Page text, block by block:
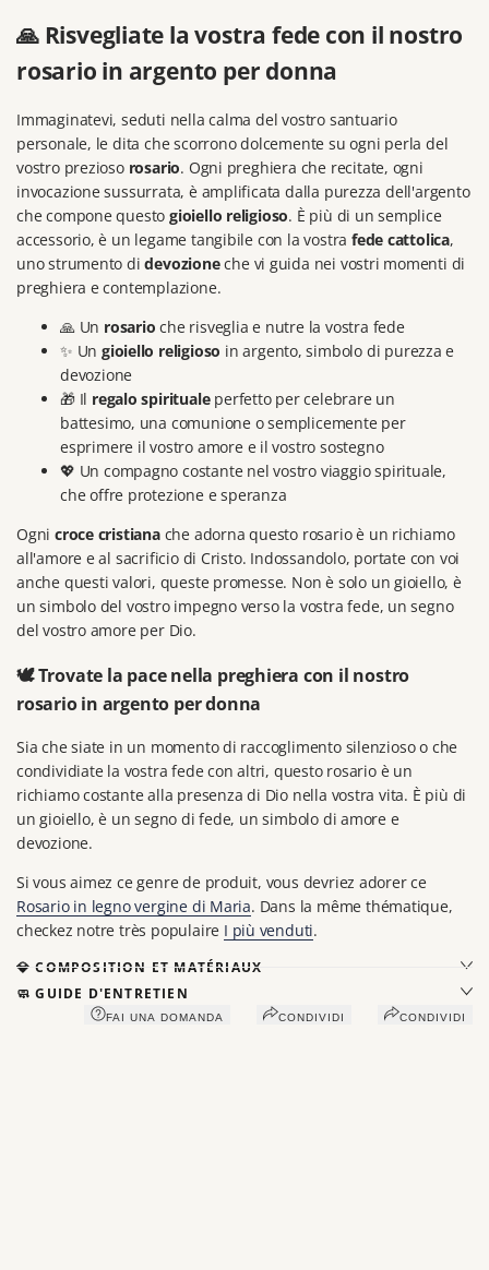
🙏 Risvegliate la vostra fede con il nostro
rosario in argento per donna
Immaginatevi, seduti nella calma del vostro santuario
personale, le dita che scorrono dolcemente su ogni perla del
vostro prezioso rosario. Ogni preghiera che recitate, ogni
invocazione sussurrata, è amplificata dalla purezza dell'argento
che compone questogioiello religioso. È più di un semplice
accessorio, è un legame tangibile con la vostra fede cattolica,
uno strumento didevozioneche vi guida nei vostri momenti di
preghiera e contemplazione.
🙏 Un rosario che risveglia e nutre la vostra fede
✨ Un gioiello religioso in argento, simbolo di purezza e
devozione
🎁 Il regalo spiritualeperfetto per celebrare un
battesimo, una comunione o semplicemente per
esprimere il vostro amore e il vostro sostegno
💖 Un compagno costante nel vostro viaggio spirituale,
che offre protezione e speranza
Ogni croce cristianache adorna questo rosario è un richiamo
all'amore e al sacrificio di Cristo. Indossandolo, portate con voi
anche questi valori, queste promesse. Non è solo un gioiello, è
un simbolo del vostro impegno verso la vostra fede, un segno
del vostro amore per Dio.
🕊️ Trovate la pace nella preghiera con il nostro
rosario in argento per donna
Sia che siate in un momento di raccoglimento silenzioso o che
condividiate la vostra fede con altri, questo rosario è un
richiamo costante alla presenza di Dio nella vostra vita. È più di
un gioiello, è un segno di fede, un simbolo di amore e
devozione.
Si vous aimez ce genre de produit, vous devriez adorer ce
Rosario in legno vergine di Maria. Dans la même thématique,
checkez notre très populaire I più venduti.
💎 COMPOSITION ET MATÉRIAUX
🧼 GUIDE D'ENTRETIEN
FAI UNA DOMANDA CONDIVIDI CONDIVIDI